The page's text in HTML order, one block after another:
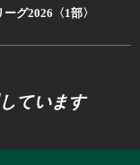
グ2026〈1部〉
ています